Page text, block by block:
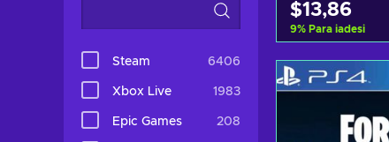
Steam 6406
Xbox Live 1983
Epic Games 208
$13,86
9% Para iadesi
Sepete